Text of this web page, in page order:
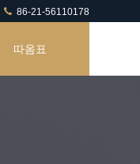
86-21-56110178
따옴표